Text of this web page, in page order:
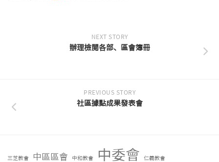
NEXT STORY
辦理檢閱各部、區會簿冊
PREVIOUS STORY
社區據點成果發表會
三芝教會 中區區會 中和教會 中委會 仁義教會